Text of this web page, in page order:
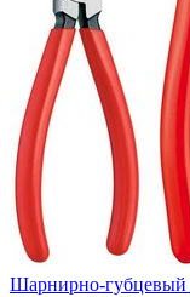
Шарнирно-губцевый